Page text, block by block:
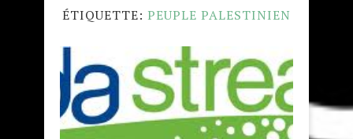
ÉTIQUETTE: PEUPLE PALESTINIEN